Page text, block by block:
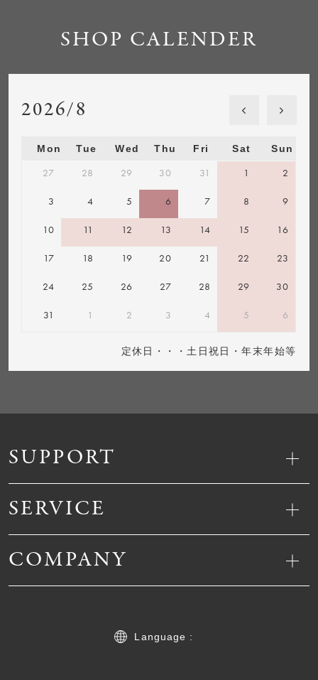
SUPPORT
SERVICE
COMPANY
Language :
SHOP CALENDER
2026/8
Mon Tue Wed Thu Fri Sat Sun
27 28 29 30 31 1 2
3 4 5 6 7 8 9
10 11 12 13 14 15 16
17 18 19 20 21 22 23
24 25 26 27 28 29 30
31 1 2 3 4 5 6
定休日・・・土日祝日・年末年始等